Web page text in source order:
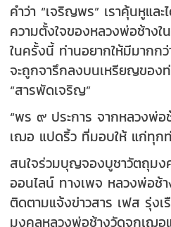
คำว่า “เจริญพร” เราคุ้นหูแล
ความตั้งใจของหลวงพ่อช้าง
ในครั้งนี้ ท่านอยากให้มีมาก
จะถูกจารึกลงบนเหรียญของ
“สารพัดเจริญ”
“พร ๙ ประการ จากหลวงพ่
เฌอ แปดริ้ว ที่มอบให้ แก่ทุก
สนใจร่วมบุญจองบูชาวัตถุม
ออนไลน์ ทางเพจ หลวงพ่อช้
ติดตามแจ้งข่าวสาร เฟส รุ่งเ
มงคลหลวงพ่อช้างวัดจุกเฌอ